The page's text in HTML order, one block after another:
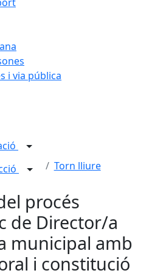
i via pública
Torn lliure
procés
de Director/a
municipal amb
i constitució